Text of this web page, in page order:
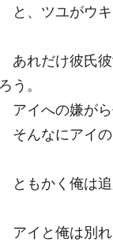
と、ツユがウキ
あれだけ彼氏彼
ろう。
アイへの嫌がら
そんなにアイの
ともかく俺は追
アイと俺は別れ